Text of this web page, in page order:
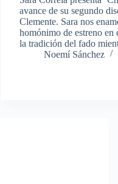
avance de su segundo
Clemente. Sara nos
homónimo de estreno en
la tradición del fado
Noemí Sánchez